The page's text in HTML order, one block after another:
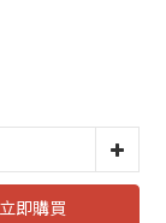
立即購買